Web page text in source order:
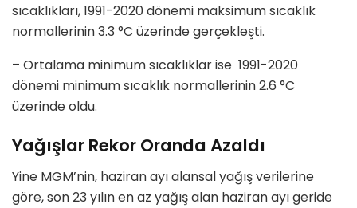
sıcaklıkları, 1991-2020 dönemi maksimum sıcaklık
normallerinin 3.3 °C üzerinde gerçekleşti.
– Ortalama minimum sıcaklıklar ise 1991-2020
dönemi minimum sıcaklık normallerinin 2.6 °C
üzerinde oldu.
Yağışlar Rekor Oranda Azaldı
Yine MGM’nin, haziran ayı alansal yağış verilerine
göre, son 23 yılın en az yağış alan haziran ayı geride